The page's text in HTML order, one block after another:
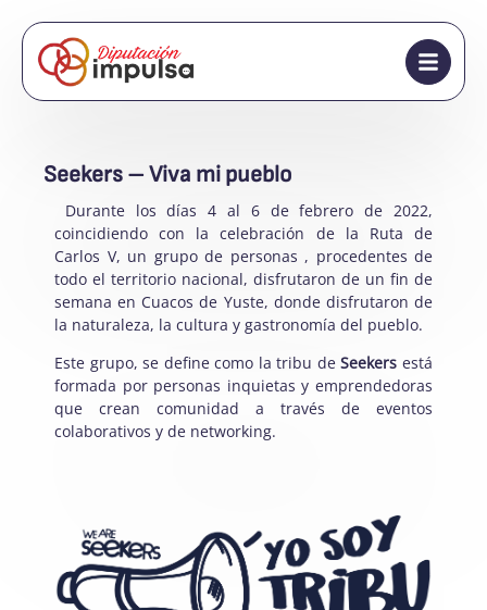
Seekers – Viva mi pueblo
Durante los días 4 al 6 de febrero de 2022,
coincidiendo con la celebración de la Ruta de
Carlos V, un grupo de personas , procedentes de
todo el territorio nacional, disfrutaron de un fin de
semana en Cuacos de Yuste, donde disfrutaron de
la naturaleza, la cultura y gastronomía del pueblo.
Este grupo, se define como la tribu deSeekers está
formada por personas inquietas y emprendedoras
que crean comunidad a través de eventos
colaborativos y de networking.